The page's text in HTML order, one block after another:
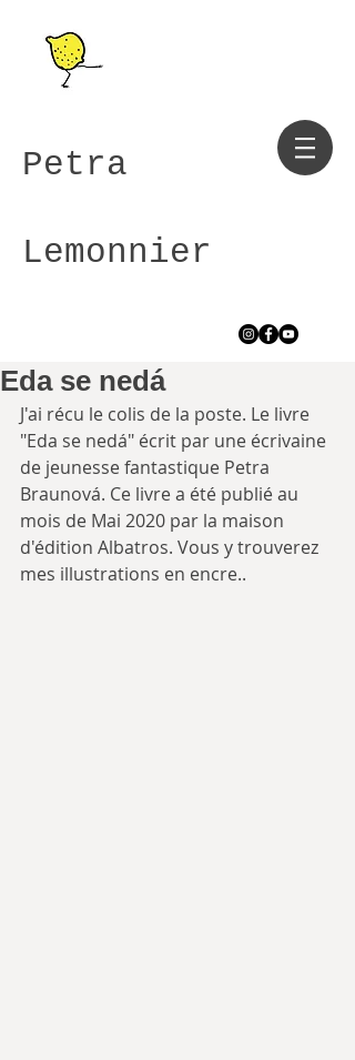
Petra
Lemonnier
Eda se nedá
J'ai récu le colis de la poste. Le livre
"Eda se nedá" écrit par une écrivaine
de jeunesse fantastique Petra
Braunová. Ce livre a été publié au
mois de Mai 2020 par la maison
d'édition Albatros. Vous y trouverez
mes illustrations en encre..